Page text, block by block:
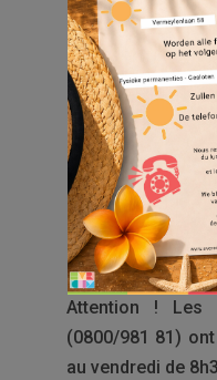
Collecte des
La collecte des
et alimentaires
aux horaires
Collecte des
Ce service (sur
est maintenu.
Attention ! Les
(0800/981 81)
au vendredi de